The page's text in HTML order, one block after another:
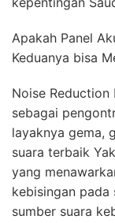
Apakah Panel
Keduanya bisa
Noise Reduction
sebagai
layaknya gema,
suara terbaik
yang
kebisingan pada
sumber suara